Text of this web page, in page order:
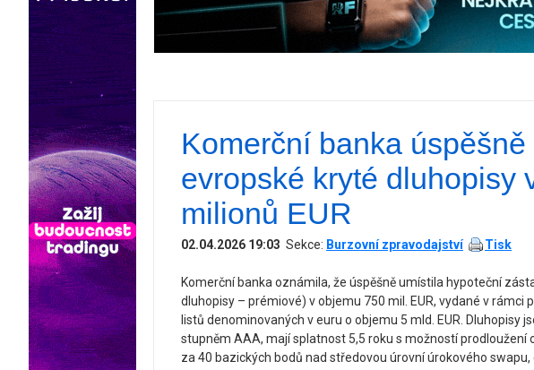
Komerční banka
evropské kryté dluhopisy
milionů EUR
02.04.2026 19:03 Sekce: Burzovní zpravodajství Tisk
Komerční banka oznámila, že úspěšně umístila hypoteční
dluhopisy – prémiové) v objemu 750 mil. EUR, vydané v
listů denominovaných v euru o objemu 5 mld. EUR. Dluhopisy
stupněm AAA, mají splatnost 5,5 roku s možností prodloužení
za 40 bazických bodů nad středovou úrovní úrokového swapu,